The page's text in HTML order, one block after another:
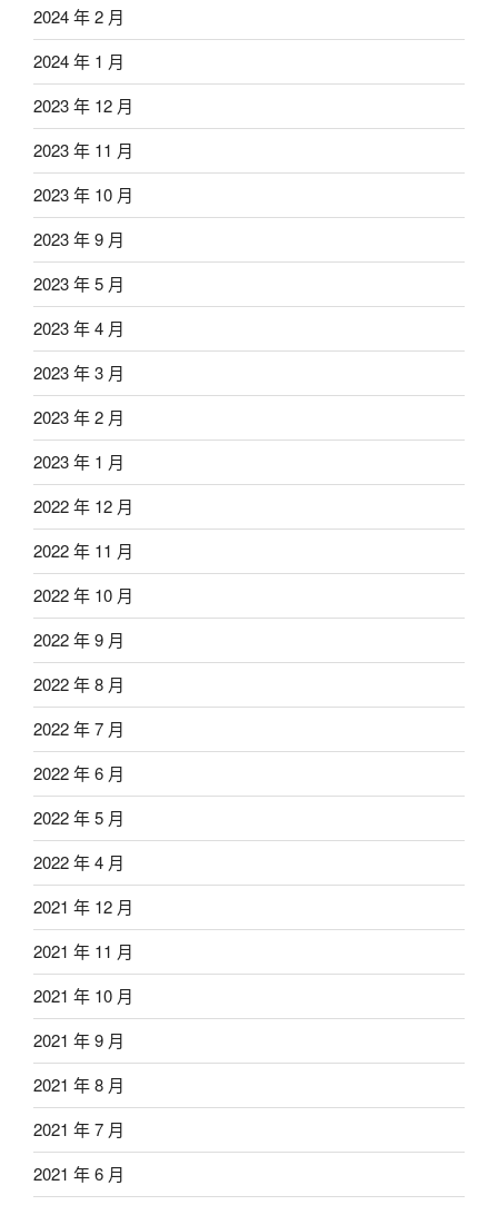
2024 年 2 月
2024 年 1 月
2023 年 12 月
2023 年 11 月
2023 年 10 月
2023 年 9 月
2023 年 5 月
2023 年 4 月
2023 年 3 月
2023 年 2 月
2023 年 1 月
2022 年 12 月
2022 年 11 月
2022 年 10 月
2022 年 9 月
2022 年 8 月
2022 年 7 月
2022 年 6 月
2022 年 5 月
2022 年 4 月
2021 年 12 月
2021 年 11 月
2021 年 10 月
2021 年 9 月
2021 年 8 月
2021 年 7 月
2021 年 6 月